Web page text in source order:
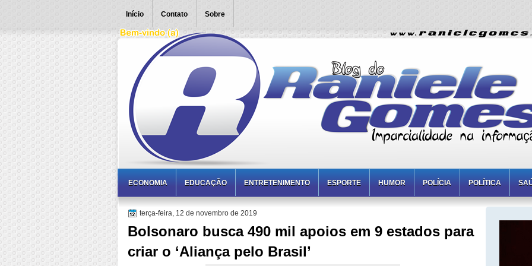
Início Contato Sobre
ECONOMIA EDUCAÇÃO ENTRETENIMENTO ESPORTE HUMOR POLÍCIA POLÍTICA
terça-feira, 12 de novembro de 2019
Bolsonaro busca 490 mil apoios em 9 estados para
criar o ‘Aliança pelo Brasil’